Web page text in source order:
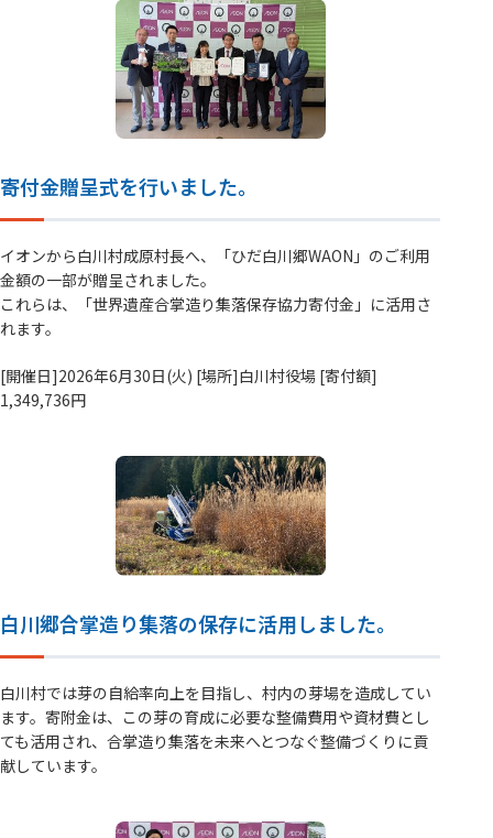
寄付金贈呈式を行いました。
イオンから白川村成原村長へ、「ひだ白川郷WAON」のご利用
金額の一部が贈呈されました。
これらは、「世界遺産合掌造り集落保存協力寄付金」に活用さ
れます。
[開催日]2026年6月30日(火) [場所]白川村役場 [寄付額]
1,349,736円
白川郷合掌造り集落の保存に活用しました。
白川村では芽の自給率向上を目指し、村内の芽場を造成してい
ます。寄附金は、この芽の育成に必要な整備費用や資材費とし
ても活用され、合掌造り集落を未来へとつなぐ整備づくりに貢
献しています。